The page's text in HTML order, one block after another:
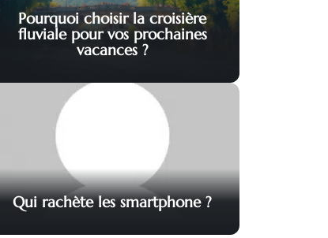
Pourquoi choisir la croisière
fluviale pour vos prochaines
vacances ?
Qui rachète les smartphone ?